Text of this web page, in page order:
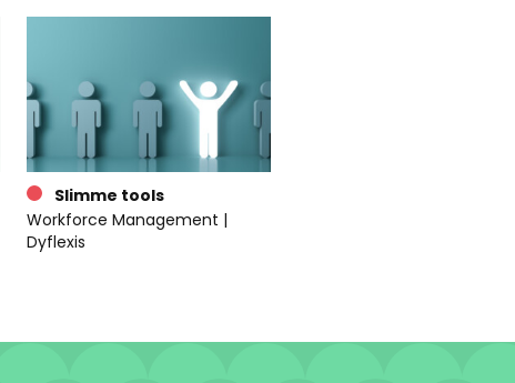
Slimme tools
Workforce Management |
Dyflexis